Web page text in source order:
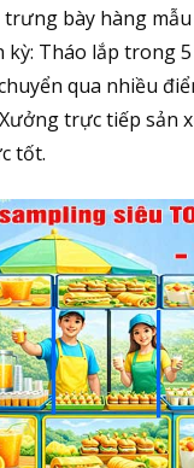
trưng bày hàng
kỳ: Tháo lắp trong
qua nhiều
trực tiếp sản
tốt.